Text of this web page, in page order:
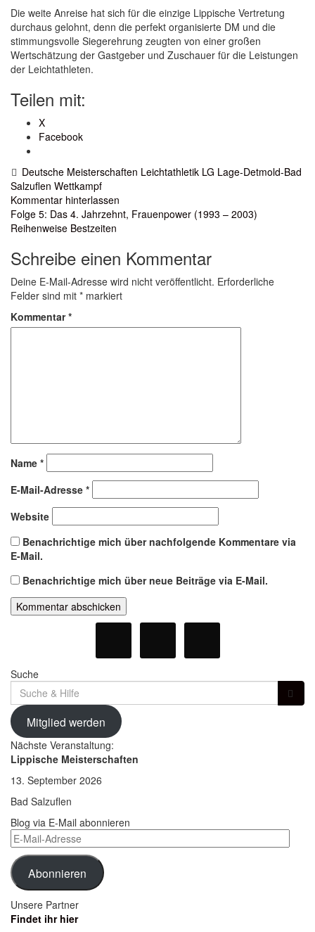
Die weite Anreise hat sich für die einzige Lippische Vertretung
durchaus gelohnt, denn die perfekt organisierte DM und die
stimmungsvolle Siegerehrung zeugten von einer großen
Wertschätzung der Gastgeber und Zuschauer für die Leistungen
der Leichtathleten.
Teilen mit:
X
Facebook
Deutsche Meisterschaften Leichtathletik LG Lage-Detmold-Bad
Salzuflen Wettkampf
Kommentar hinterlassen
Beitragsnavigation
Folge 5: Das 4. Jahrzehnt, Frauenpower (1993 – 2003)
Reihenweise Bestzeiten
Schreibe einen Kommentar
Deine E-Mail-Adresse wird nicht veröffentlicht. Erforderliche
Felder sind mit * markiert
Kommentar*
Name *
E-Mail-Adresse *
Website
Benachrichtige mich über nachfolgende Kommentare via
E-Mail.
Benachrichtige mich über neue Beiträge via E-Mail.
Suche
Suche
für:
Mitglied werden
Nächste Veranstaltung:
Lippische Meisterschaften
13. September 2026
Bad Salzuflen
Blog via E-Mail abonnieren
E-
Mail-
Adresse
Abonnieren
Unsere Partner
Findet ihr hier